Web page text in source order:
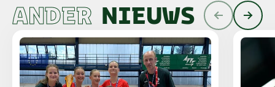
ANDER NIEUWS